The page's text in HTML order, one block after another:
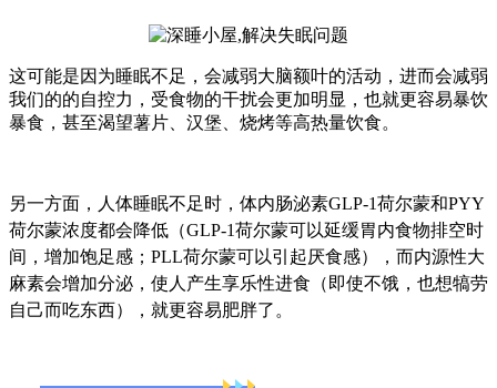
这可能是因为睡眠不足，会减弱大脑额叶的活动，进而会减弱
我们的的自控力，受食物的干扰会更加明显，也就更容易暴饮
暴食，甚至渴望薯片、汉堡、烧烤等高热量饮食。
另一方面，人体睡眠不足时，体内肠泌素GLP-1荷尔蒙和PYY
荷尔蒙浓度都会降低（GLP-1荷尔蒙可以延缓胃内食物排空时
间，增加饱足感；PLL荷尔蒙可以引起厌食感），而内源性大
麻素会增加分泌，使人产生享乐性进食（即使不饿，也想犒劳
自己而吃东西），就更容易肥胖了。